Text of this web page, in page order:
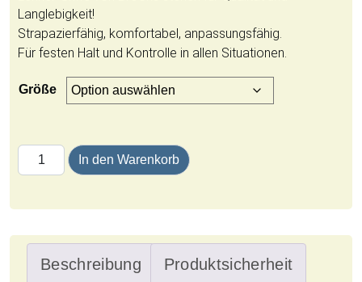
Langlebigkeit!
Strapazierfähig, komfortabel, anpassungsfähig.
Für festen Halt und Kontrolle in allen Situationen.
Größe
Brooks Rubber Grip | Ergonomische Lenkergriffe Menge
In den Warenkorb
Beschreibung Produktsicherheit